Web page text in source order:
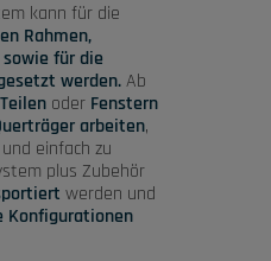
kann für die
Rahmen,
sowie für die
werden.Ab
oder Fenstern
arbeiten,
einfach zu
plus Zubehör
werden und
Konfigurationen